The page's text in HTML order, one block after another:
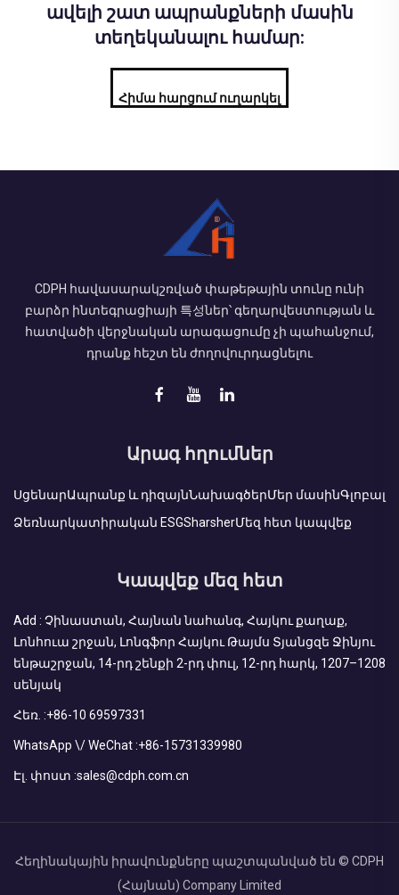
ավելի շատ ապրանքների մասին
տեղեկանալու համար:
Հիմա հարցում ուղարկել
CDPH հավասարակշռված փաթեթային տունը ունի
բարձր ինտեգրացիայի 특성ներ՝ գեղարվեստության և
հատվածի վերջնական արագացումը չի պահանջում,
դրանք հեշտ են ժողովուրդացնելու
Արագ հղումներ
ՍցենարԱպրանք և դիզայնՆախագծերՄեր մասինԳլոբալ
Ձեռնարկատիրական ESGSharsherՄեզ հետ կապվեք
Կապվեք մեզ հետ
Add : Չինաստան, Հայնան նահանգ, Հայկու քաղաք,
Լոնհուա շրջան, Լոնգֆոր Հայկու Թայմս Տյանցզե Ջինյու
ենթաշրջան, 14-րդ շենքի 2-րդ փուլ, 12-րդ հարկ, 1207–1208
սենյակ
Հեռ. :+86-10 69597331
WhatsApp \/ WeChat :+86-15731339980
Էլ. փոստ :sales@cdph.com.cn
Հեղինակային իրավունքները պաշտպանված են © CDPH
(Հայնան) Company Limited